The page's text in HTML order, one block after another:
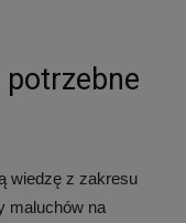
wiedzę z zakresu
maluchów na